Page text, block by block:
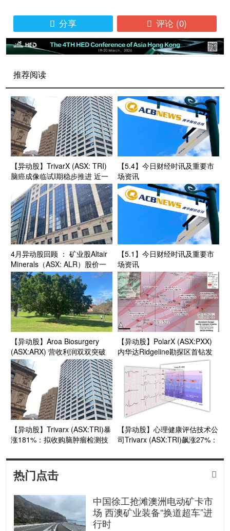
 分享  评论 (0)
推荐阅读
【异动股】TrivarX (ASX: TRI)
脑癌成像临试I期稳步推进 近一
月股价惊艳翻番 新任CEO掌印
获市场积极回应
【5.4】今日财经时讯及重要市
场资讯
4月异动股回顾 ： 矿业股Altair
Minerals（ASX: ALR）股价一
年涨幅20倍 PLS Group（ASX:
PLS）股价创出历史新高
【5.1】今日财经时讯及重要市
场资讯
【异动股】Aroa Biosurgery
(ASX:ARX) 营收利润双双突破
指引上限 软组织修复产品
Myriad扛起增长大旗 商业化进
入新阶段
【异动股】PolarX (ASX:PXX)
内华达Ridgeline勘探区首钻发
现宽幅高品位黄金矿化带
【异动股】Trivarx (ASX:TRI)暴
涨181%：拟收购脑肿瘤检测技
Daniel Tillett博士领投
【异动股】心理健康评估技术公
司Trivarx (ASX:TRI)飙涨27%：
热门点击 
中国徐工抢滩澳洲电动矿卡市
场 西澳矿业装备“换道超车”进
行时